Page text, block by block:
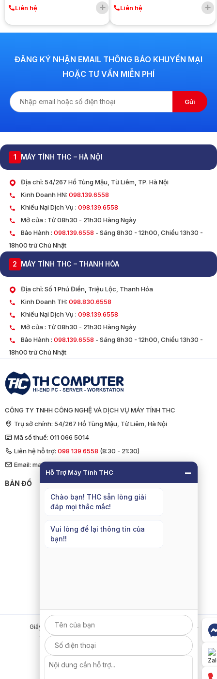
Liên hệ Liên hệ
Hỗ Trợ Máy Tính THC −
Chào bạn! THC sẵn lòng giải
đáp mọi thắc mắc!
Vui lòng để lại thông tin của
bạn!!
ĐĂNG KÝ NHẬN EMAIL THÔNG BÁO KHUYẾN MẠI
HOẶC TƯ VẤN MIỄN PHÍ
Gửi
1 MÁY TÍNH THC – HÀ NỘI
Địa chỉ: 54/267 Hồ Tùng Mậu, Từ Liêm, TP. Hà Nội
Kinh Doanh HN: 098.139.6558
Khiếu Nại Dịch Vụ : 098.139.6558
Mở cửa : Từ 08h30 - 21h30 Hàng Ngày
Bảo Hành : 098.139.6558 - Sáng 8h30 - 12h00, Chiều 13h30 -
18h00 trừ Chủ Nhật
2 MÁY TÍNH THC – THANH HÓA
Địa chỉ: Số 1 Phú Điền, Triệu Lộc, Thanh Hóa
Kinh Doanh TH: 098.830.6558
Khiếu Nại Dịch Vụ : 098.139.6558
Mở cửa : Từ 08h30 - 21h30 Hàng Ngày
Bảo Hành : 098.139.6558 - Sáng 8h30 - 12h00, Chiều 13h30 -
18h00 trừ Chủ Nhật
CÔNG TY TNHH CÔNG NGHỆ VÀ DỊCH VỤ MÁY TÍNH THC
Trụ sở chính: 54/267 Hồ Tùng Mậu, Từ Liêm, Hà Nội
Mã số thuế: 011 066 5014
Liên hệ hỗ trợ: 098 139 6558 (8:30 - 21:30)
Email: maytinhthcvn@gmail.com
BẢN ĐỒ
Giấy chứng nhận ĐKKD: 0110665014 - Cấp ngày 27/03/2024
Copyright © 2026 MÁY TÍNH THC | THC COMPUTER